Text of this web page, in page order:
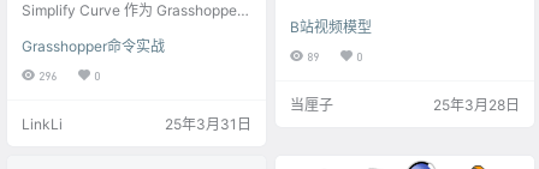
Simplify Curve 作为 Grasshopper
化曲线，减少控制点数量，优化计
算性能与几何形态，同时保留曲线
包含简化曲线及曲线是否被修改的
Grasshopper命令实战
296 0
LinkLi 25年3月31日
B站视频模型
89 0
当厘子 25年3月28日